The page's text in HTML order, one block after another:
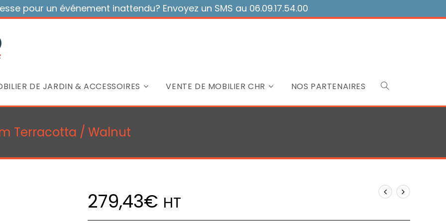
pour un événement inattendu? Envoyez un SMS au 06.09.17.54.00
DE JARDIN & ACCESSOIRES VENTE DE MOBILIER CHR NOS PARTENAIRES Toggle
search
Terracotta / Walnut
279,43€ HT